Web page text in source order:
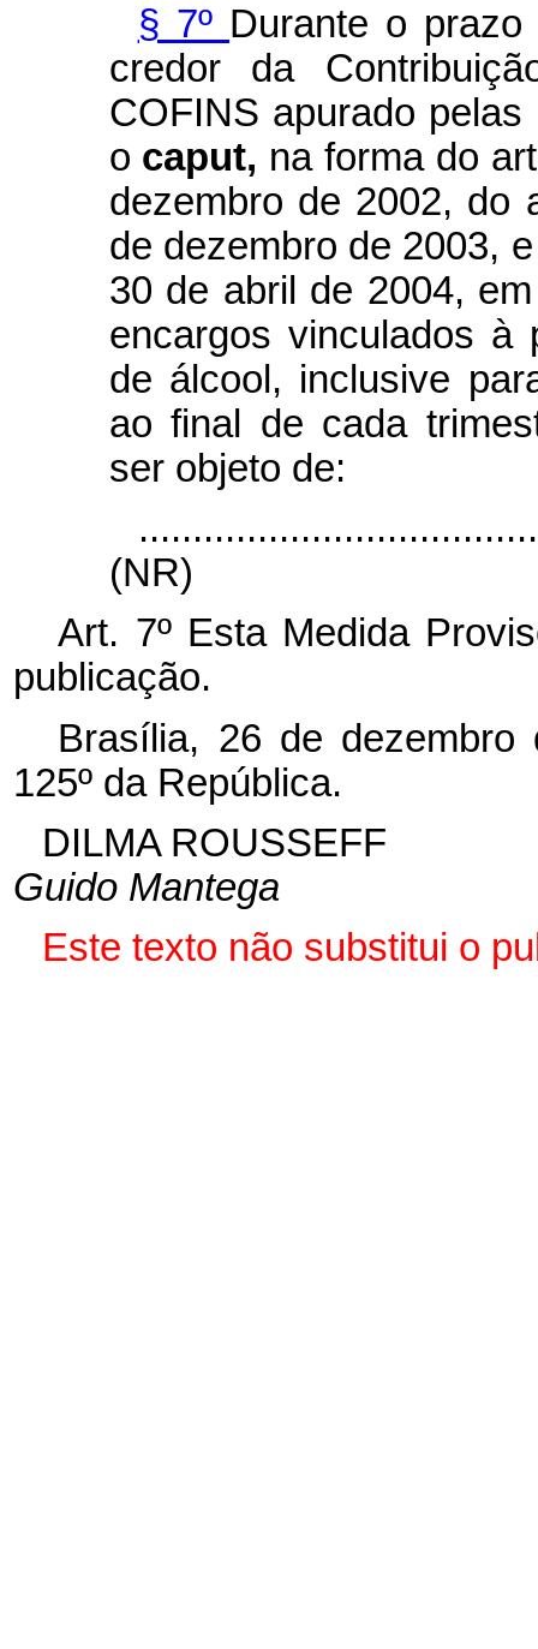
§ 7º Durante o
credor da
COFINS apurado
o caput, na forma do
dezembro de 2002, do
de dezembro de 2003,
30 de abril de 2004,
encargos vinculados à
de álcool, inclusive
ao final de cada
ser objeto de:
(NR)
Art. 7º Esta Medida
publicação.
Brasília, 26 de dezembro
125º da República.
DILMA ROUSSEFF
Guido Mantega
Este texto não substitui o